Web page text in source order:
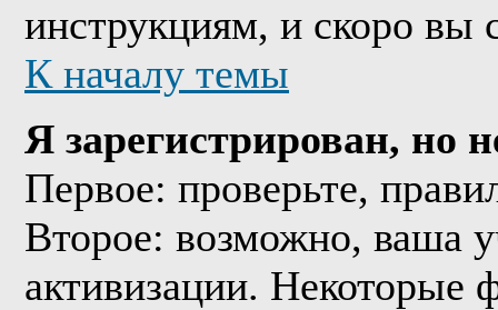
инструкциям, и скоро вы
К началу темы
Я зарегистрирован, но
Первое: проверьте,
Второе: возможно, ваша
активизации. Некоторые